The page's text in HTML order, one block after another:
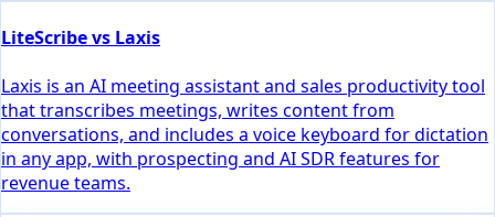
LiteScribe vs Laxis
Laxis is an AI meeting assistant and sales productivity tool
that transcribes meetings, writes content from
conversations, and includes a voice keyboard for dictation
in any app, with prospecting and AI SDR features for
revenue teams.